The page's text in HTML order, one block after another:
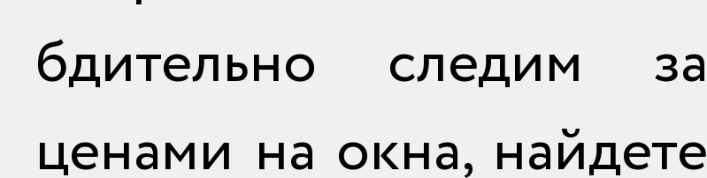
бдительно следим за
ценами на окна, найдете